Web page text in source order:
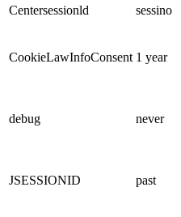
Centersessionld
sessino
CookieLawInfoConsent 1 year
debug never
JSESSIONID past